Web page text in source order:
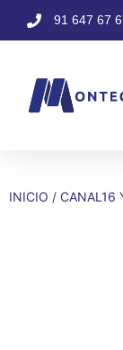
91 647 67
INICIO / CANAL16